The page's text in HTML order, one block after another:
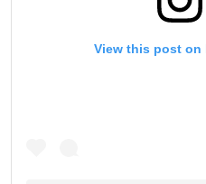
View this post on